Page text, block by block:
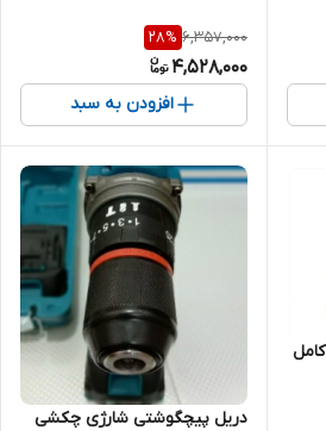
6,357,000
28%
4,528,000
افزودن به سبد
کامل
دریل پیچگوشتی شارژی چکشی